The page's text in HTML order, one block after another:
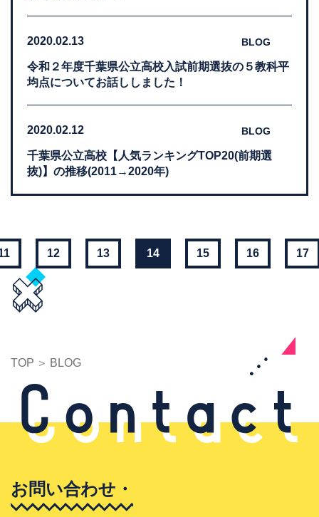
2020.02.13 BLOG
令和２年度千葉県公立高校入試前期選抜の５教科平
均点についてお話ししました！
2020.02.12 BLOG
千葉県公立高校【人気ランキングTOP20(前期選
抜)】の推移(2011→2020年)
12 13 14 15 16 17
TOP BLOG
お問い合わせ・